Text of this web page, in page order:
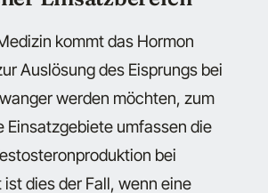
kommt das Hormon
Auslösung des Eisprungs bei
werden möchten, zum
Einsatzgebiete umfassen die
bei
dies der Fall, wenn eine